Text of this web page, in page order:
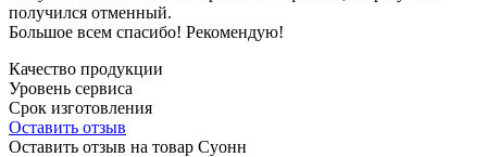
получился отменный.
Большое всем спасибо! Рекомендую!
Качество продукции
Уровень сервиса
Срок изготовления
Оставить отзыв
Оставить отзыв на товар Суонн